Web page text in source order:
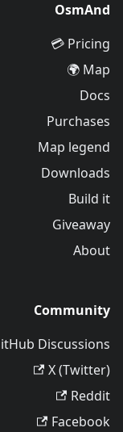
OsmAnd
Pricing 💳
Map 🌍
Docs
Purchases
Map legend
Downloads
Build it
Giveaway
About
Community
Discussions
X (Twitter)
Reddit
Facebook